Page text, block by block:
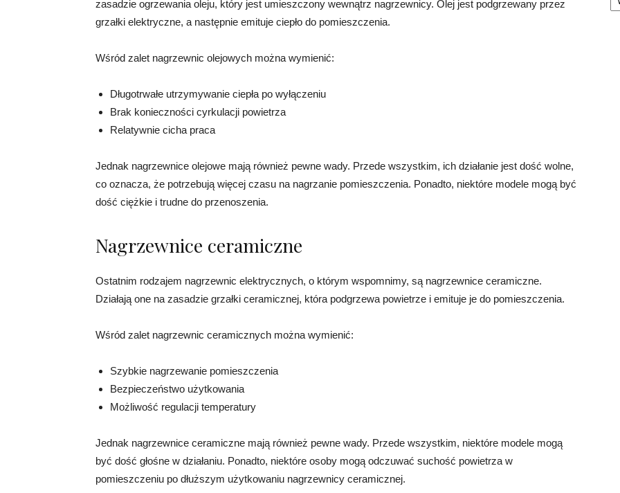
zasadzie ogrzewania oleju, który jest umieszczony wewnątrz nagrzewnicy. Olej jest podgrzewany przez
grzałki elektryczne, a następnie emituje ciepło do pomieszczenia.
Wśród zalet nagrzewnic olejowych można wymienić:
Długotrwałe utrzymywanie ciepła po wyłączeniu
Brak konieczności cyrkulacji powietrza
Relatywnie cicha praca
Jednak nagrzewnice olejowe mają również pewne wady. Przede wszystkim, ich działanie jest dość wolne,
co oznacza, że potrzebują więcej czasu na nagrzanie pomieszczenia. Ponadto, niektóre modele mogą być
dość ciężkie i trudne do przenoszenia.
Nagrzewnice ceramiczne
Ostatnim rodzajem nagrzewnic elektrycznych, o którym wspomnimy, są nagrzewnice ceramiczne.
Działają one na zasadzie grzałki ceramicznej, która podgrzewa powietrze i emituje je do pomieszczenia.
Wśród zalet nagrzewnic ceramicznych można wymienić:
Szybkie nagrzewanie pomieszczenia
Bezpieczeństwo użytkowania
Możliwość regulacji temperatury
Jednak nagrzewnice ceramiczne mają również pewne wady. Przede wszystkim, niektóre modele mogą
być dość głośne w działaniu. Ponadto, niektóre osoby mogą odczuwać suchość powietrza w
pomieszczeniu po dłuższym użytkowaniu nagrzewnicy ceramicznej.